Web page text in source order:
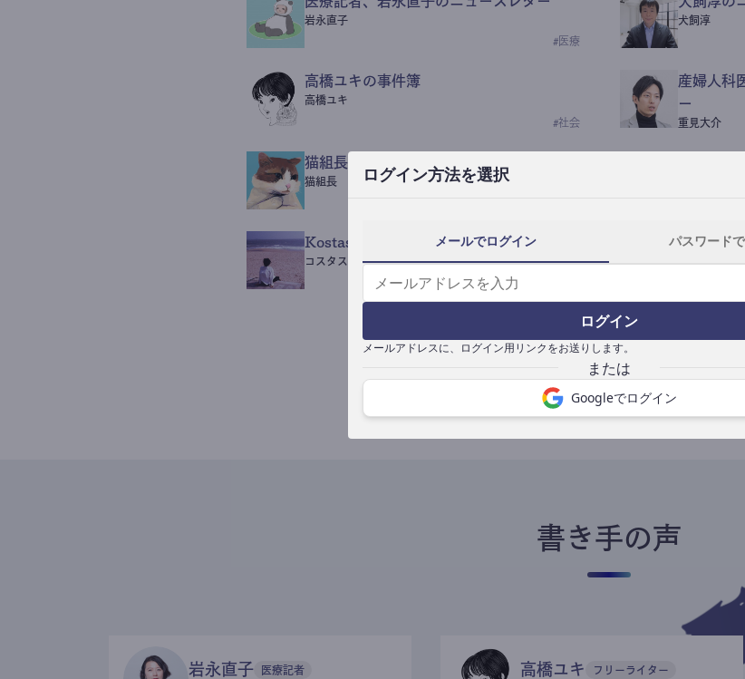
ログイン方法を選択
メールでログイン パスワード
ログイン
メールアドレスに、ログイン用リンクをお送りします。
Googleでログイン
岩永直子
# 医療
犬飼淳
高橋ユキの事件簿
高橋ユキ
#社会
産婦人科
ー
重見大介
猫組長POST
猫組長
なつなつ（
Kostas Beauty News
コスタス
ｺｯｶﾗSaaS
書き手になる
書き手の声
岩永直子 医療記者 高橋ユキ フリーライター